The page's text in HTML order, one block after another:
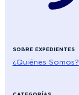
SOBRE EXPEDIENTES
¿Quiénes Somos?